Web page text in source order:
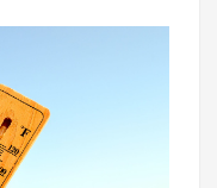
16.